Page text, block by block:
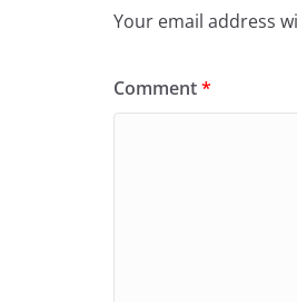
Your email address
Comment*